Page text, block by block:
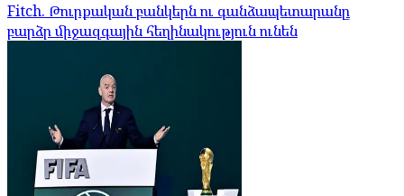
Fitch. Թուրքական բանկերն ու գանձապետարանը
բարձր միջազգային հեղինակություն ունեն